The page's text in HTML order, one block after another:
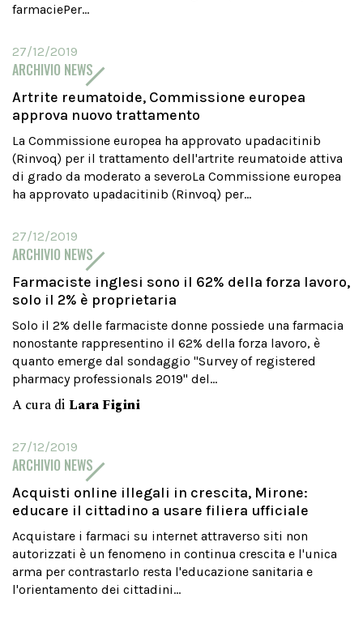
farmaciePer...
27/12/2019
ARCHIVIO NEWS
Artrite reumatoide, Commissione europea
approva nuovo trattamento
La Commissione europea ha approvato upadacitinib
(Rinvoq) per il trattamento dell'artrite reumatoide attiva
di grado da moderato a severoLa Commissione europea
ha approvato upadacitinib (Rinvoq) per...
27/12/2019
ARCHIVIO NEWS
Farmaciste inglesi sono il 62% della forza lavoro,
solo il 2% è proprietaria
Solo il 2% delle farmaciste donne possiede una farmacia
nonostante rappresentino il 62% della forza lavoro, è
quanto emerge dal sondaggio "Survey of registered
pharmacy professionals 2019" del...
A cura di Lara Figini
27/12/2019
ARCHIVIO NEWS
Acquisti online illegali in crescita, Mirone:
educare il cittadino a usare filiera ufficiale
Acquistare i farmaci su internet attraverso siti non
autorizzati è un fenomeno in continua crescita e l'unica
arma per contrastarlo resta l'educazione sanitaria e
l'orientamento dei cittadini...